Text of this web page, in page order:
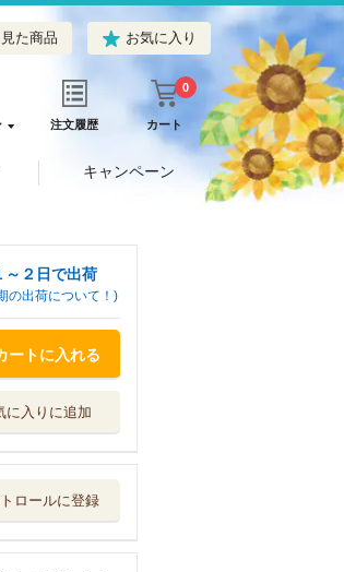
た商品 お気に入り
注文履歴 カート
0
キャンペーン
～２日で出荷
の出荷について！)
ートに入れる
入りに追加
ロールに登録
はひとりで夜が
ろがる 立原...
クセスガイド日
川出版社